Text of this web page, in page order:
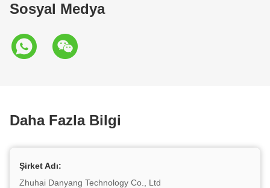
Sosyal Medya
Daha Fazla Bilgi
Şirket Adı:
Zhuhai Danyang Technology Co., Ltd